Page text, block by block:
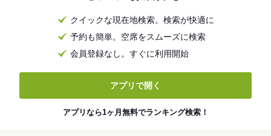
クイックな現在地検索。検索が快適に
予約も簡単。空席をスムーズに検索
会員登録なし。すぐに利用開始
アプリで開く
アプリなら1ヶ月無料でランキング検索！